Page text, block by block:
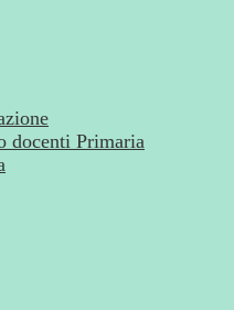
docenti Primaria